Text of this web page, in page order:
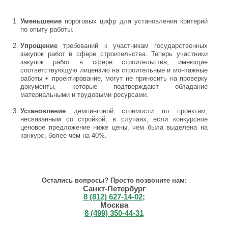
Уменьшение пороговых цифр для установления критерий
по опыту работы.
Упрощение требований к участникам государственных
закупок работ в сфере строительства. Теперь участники
закупок работ в сфере строительства, имеющие
соответствующую лицензию на строительные и монтажные
работы + проектирование, могут не приносить на проверку
документы, которые подтверждают обладание
материальными и трудовыми ресурсами.
Установление демпинговой стоимости по проектам,
несвязанным со стройкой, в случаях, если конкурсное
ценовое предложение ниже цены, чем была выделена на
конкурс, более чем на 40%.
Остались вопросы? Просто позвоните нам:
Санкт-Петербург
8 (812) 627-14-02;
Москва
8 (499) 350-44-31